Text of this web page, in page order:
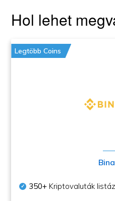
Hol lehet
Legtöbb Coins
350+ Kriptovaluták